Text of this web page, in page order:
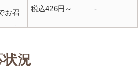
き
お召
理栄
税込426円～ -
況